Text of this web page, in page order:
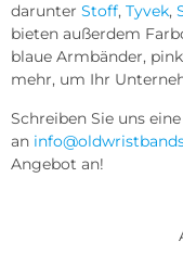
darunter Stoff, Tyvek,
bieten außerdem
blaue Armbänder,
mehr, um Ihr
Schreiben Sie uns
an
Angebot an!